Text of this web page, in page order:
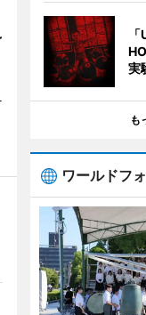
実
も
ワールドフ